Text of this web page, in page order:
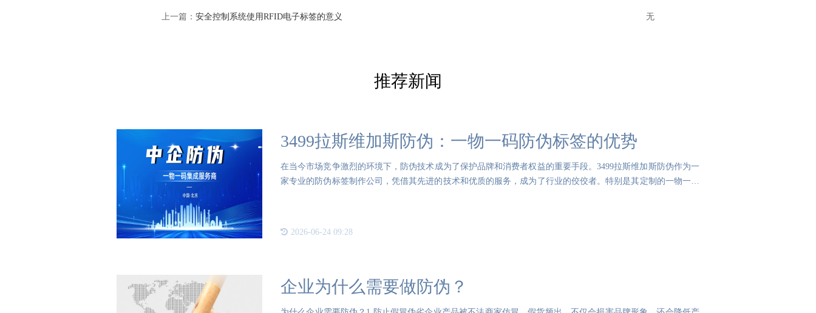
上一篇： 安全控制系统使用RFID电子标签的意义 无
推荐新闻
3499拉斯维加斯防伪：一物一码防伪标签的优势
在当今市场竞争激烈的环境下，防伪技术成为了保护品牌和消费者权益的重要手段。3499拉斯维加斯防伪作为一
家专业的防伪标签制作公司，凭借其先进的技术和优质的服务，成为了行业的佼佼者。特别是其定制的一物一码
2026-06-24 09:28
企业为什么需要做防伪？